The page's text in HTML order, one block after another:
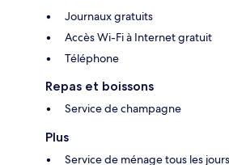
Journaux gratuits
Accès Wi-Fi à Internet gratuit
Téléphone
Repas et boissons
Service de champagne
Plus
Service de ménage tous les jours